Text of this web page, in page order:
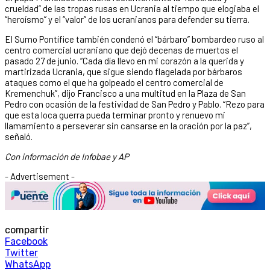
crueldad” de las tropas rusas en Ucrania al tiempo que elogiaba el
“heroísmo” y el “valor” de los ucranianos para defender su tierra.
El Sumo Pontífice también condenó el “bárbaro” bombardeo ruso al
centro comercial ucraniano que dejó decenas de muertos el
pasado 27 de junio. “Cada día llevo en mi corazón a la querida y
martirizada Ucrania, que sigue siendo flagelada por bárbaros
ataques como el que ha golpeado el centro comercial de
Kremenchuk”, dijo Francisco a una multitud en la Plaza de San
Pedro con ocasión de la festividad de San Pedro y Pablo. “Rezo para
que esta loca guerra pueda terminar pronto y renuevo mi
llamamiento a perseverar sin cansarse en la oración por la paz”,
señaló.
Con información de Infobae y AP
- Advertisement -
compartir
Facebook
Twitter
WhatsApp